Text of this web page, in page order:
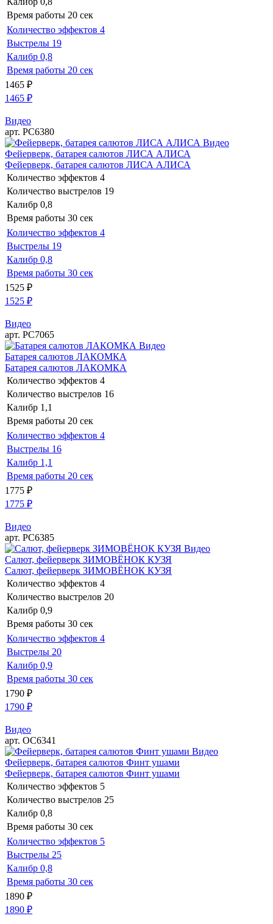
Время работы 20 сек
Количество эффектов 4
Выстрелы 19
Калибр 0,8
Время работы 20 сек
1465 ₽
1465 ₽
Видео
арт. РС6380
Видео
Фейерверк, батарея салютов ЛИСА АЛИСА
Фейерверк, батарея салютов ЛИСА АЛИСА
Количество эффектов 4
Количество выстрелов 19
Калибр 0,8
Время работы 30 сек
Количество эффектов 4
Выстрелы 19
Калибр 0,8
Время работы 30 сек
1525 ₽
1525 ₽
Видео
арт. РС7065
Видео
Батарея салютов ЛАКОМКА
Батарея салютов ЛАКОМКА
Количество эффектов 4
Количество выстрелов 16
Калибр 1,1
Время работы 20 сек
Количество эффектов 4
Выстрелы 16
Калибр 1,1
Время работы 20 сек
1775 ₽
1775 ₽
Видео
арт. РС6385
Видео
Салют, фейерверк ЗИМОВЁНОК КУЗЯ
Салют, фейерверк ЗИМОВЁНОК КУЗЯ
Количество эффектов 4
Количество выстрелов 20
Калибр 0,9
Время работы 30 сек
Количество эффектов 4
Выстрелы 20
Калибр 0,9
Время работы 30 сек
1790 ₽
1790 ₽
Видео
арт. ОС6341
Видео
Фейерверк, батарея салютов Финт ушами
Фейерверк, батарея салютов Финт ушами
Количество эффектов 5
Количество выстрелов 25
Калибр 0,8
Время работы 30 сек
Количество эффектов 5
Выстрелы 25
Калибр 0,8
Время работы 30 сек
1890 ₽
1890 ₽